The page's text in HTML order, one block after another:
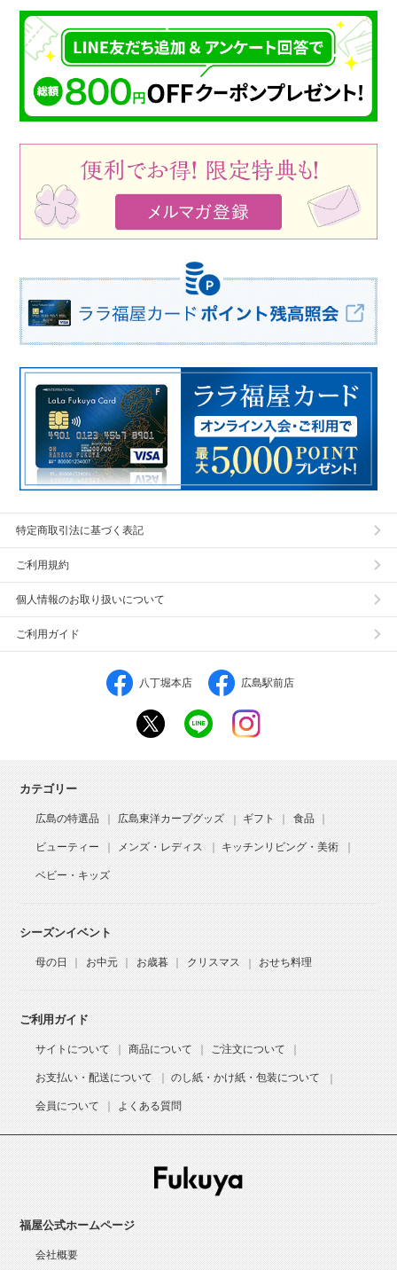
特定商取引法に基づく表記
ご利用規約
個人情報のお取り扱いについて
ご利用ガイド
八丁堀本店 広島駅前店
カテゴリー
広島の特選品 広島東洋カープグッズ ギフト 食品
ビューティー メンズ・レディス キッチンリビング・美術
ベビー・キッズ
シーズンイベント
母の日 お中元 お歳暮 クリスマス おせち料理
ご利用ガイド
サイトについて 商品について ご注文について
お支払い・配送について のし紙・かけ紙・包装について
会員について よくある質問
福屋公式ホームページ
会社概要